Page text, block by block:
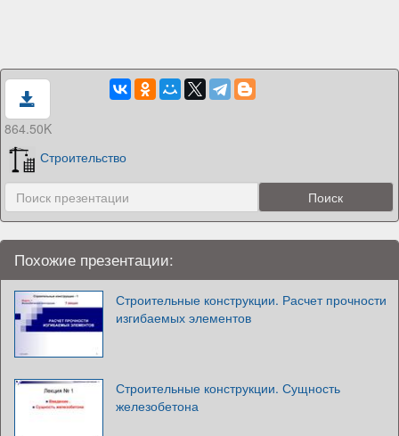
864.50K
Строительство
Похожие презентации:
Строительные конструкции. Расчет прочности
изгибаемых элементов
Строительные конструкции. Сущность
железобетона